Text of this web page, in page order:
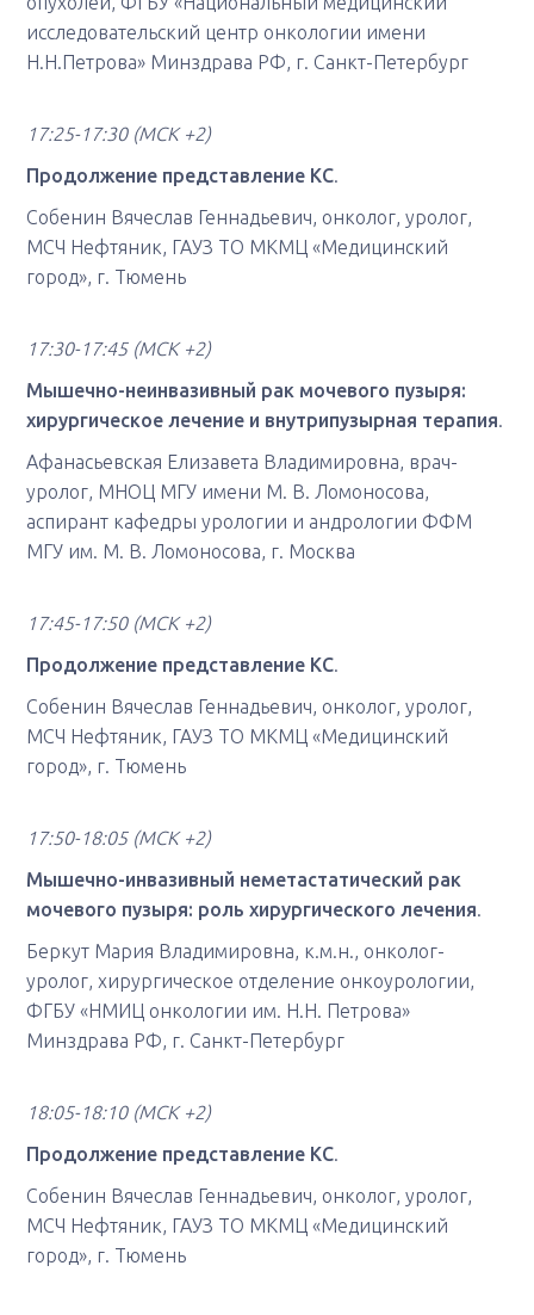
исследовательский центр онкологии имени
Н.Н.Петрова» Минздрава РФ, г. Санкт-Петербург
17:25-17:30 (МСК +2)
Продолжение представление КС.
Собенин Вячеслав Геннадьевич, онколог, уролог,
МСЧ Нефтяник, ГАУЗ ТО МКМЦ «Медицинский
город», г. Тюмень
17:30-17:45 (МСК +2)
Мышечно-неинвазивный рак мочевого пузыря:
хирургическое лечение и внутрипузырная терапия.
Афанасьевская Елизавета Владимировна, врач-
уролог, МНОЦ МГУ имени М. В. Ломоносова,
аспирант кафедры урологии и андрологии ФФМ
МГУ им. М. В. Ломоносова, г. Москва
17:45-17:50 (МСК +2)
Продолжение представление КС.
Собенин Вячеслав Геннадьевич, онколог, уролог,
МСЧ Нефтяник, ГАУЗ ТО МКМЦ «Медицинский
город», г. Тюмень
17:50-18:05 (МСК +2)
Мышечно-инвазивный неметастатический рак
мочевого пузыря: роль хирургического лечения.
Беркут Мария Владимировна, к.м.н., онколог-
уролог, хирургическое отделение онкоурологии,
ФГБУ «НМИЦ онкологии им. Н.Н. Петрова»
Минздрава РФ, г. Санкт-Петербург
18:05-18:10 (МСК +2)
Продолжение представление КС.
Собенин Вячеслав Геннадьевич, онколог, уролог,
МСЧ Нефтяник, ГАУЗ ТО МКМЦ «Медицинский
город», г. Тюмень